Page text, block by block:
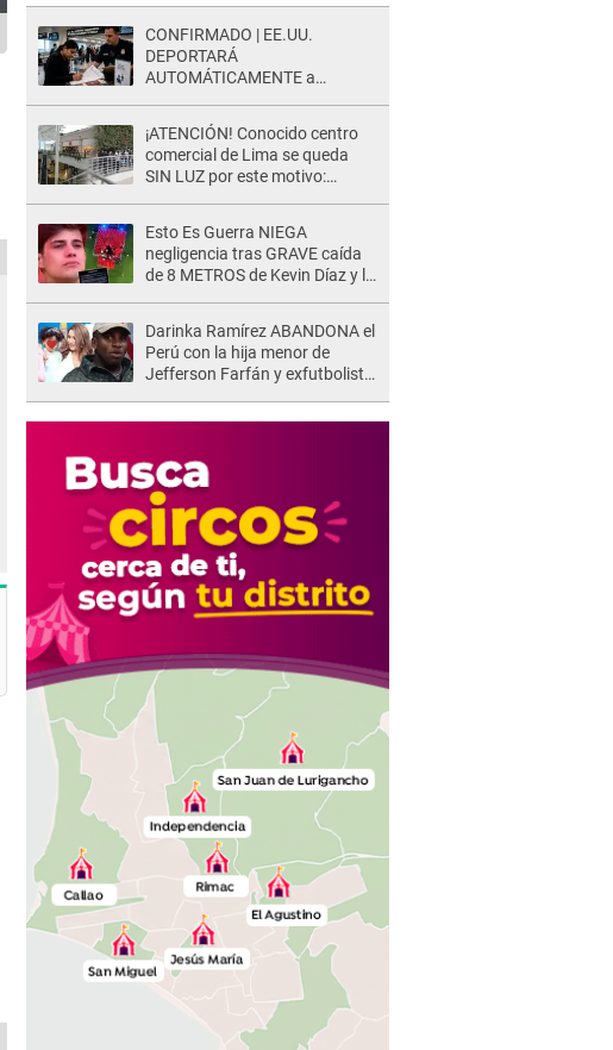
CONFIRMADO | EE.UU.
DEPORTARÁ
AUTOMÁTICAMENTE a
este formulario clave
¡ATENCIÓN! Conocido centro
comercial de Lima se queda
SIN LUZ por este motivo:
Esto Es Guerra NIEGA
negligencia tras GRAVE caída
de 8 METROS de Kevin Díaz y lo
Darinka Ramírez ABANDONA el
Perú con la hija menor de
Jefferson Farfán y exfutbolista